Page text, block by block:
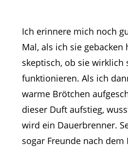
Ich erinnere mich noch
Mal, als ich sie gebacken
skeptisch, ob sie wirklich
funktionieren. Als ich
warme Brötchen
dieser Duft aufstieg,
wird ein Dauerbrenner.
sogar Freunde nach dem